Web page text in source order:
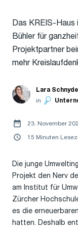
Das KREIS-
Bühler für
Projektpartner
mehr
Lara
in
23. November
15 Minuten
Die junge
Projekt den Nerv
am Institut für
Zürcher
es die
hatten. Deshalb